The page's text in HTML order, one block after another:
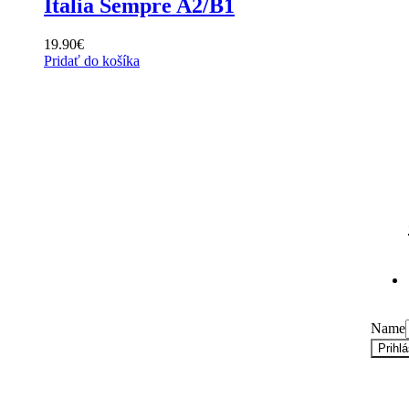
Italia Sempre A2/B1
19.90€
Pridať do košíka
Name